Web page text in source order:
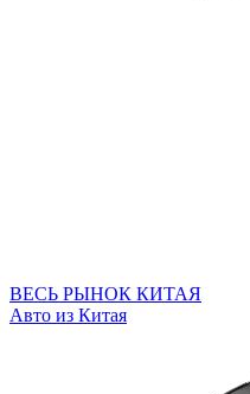
ВЕСЬ РЫНОК КИТАЯ
Авто из Китая